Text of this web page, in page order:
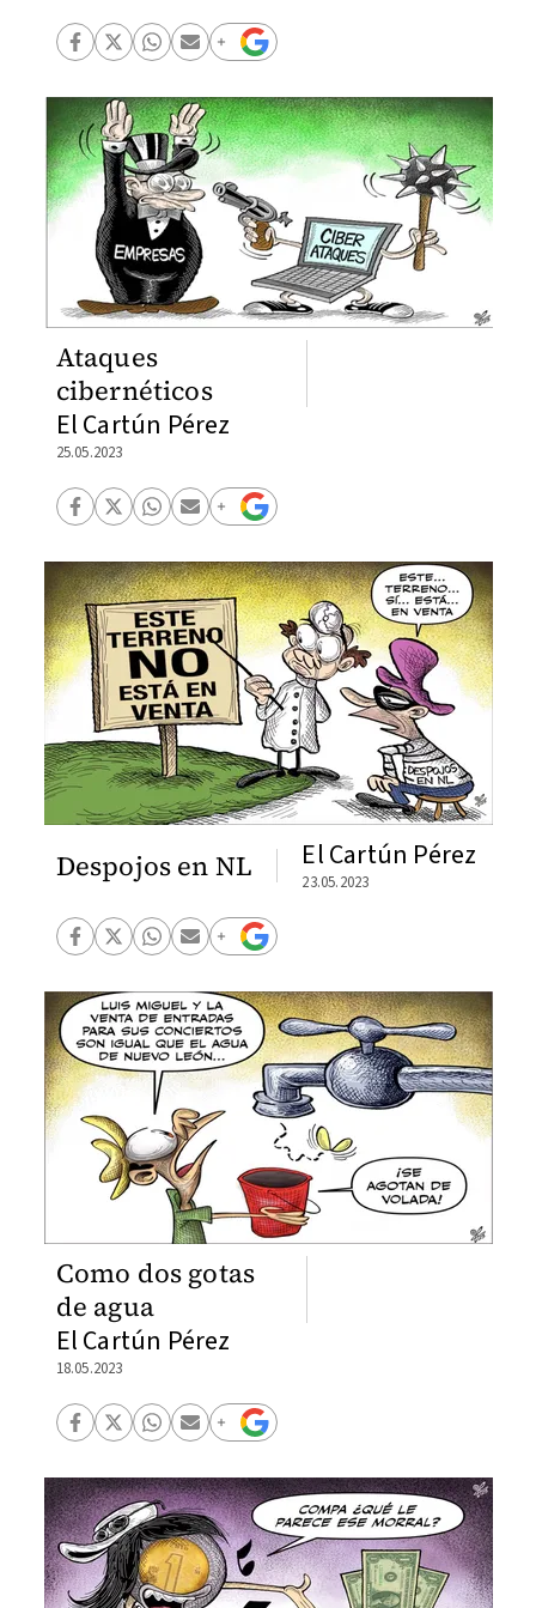
Ataques
cibernéticos
El Cartún Pérez
25.05.2023
Despojos en NL El Cartún Pérez
23.05.2023
Como dos gotas
de agua
El Cartún Pérez
18.05.2023